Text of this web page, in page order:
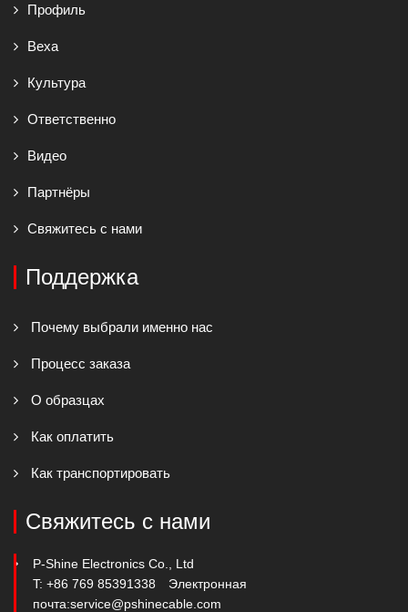
Профиль
Веха
Культура
Ответственно
Видео
Партнёры
Свяжитесь с нами
Поддержка
Почему выбрали именно нас
Процесс заказа
О образцах
Как оплатить
Как транспортировать
Свяжитесь с нами
P-Shine Electronics Co., Ltd
T: +86 769 85391338
Электронная
почта:service@pshinecable.com